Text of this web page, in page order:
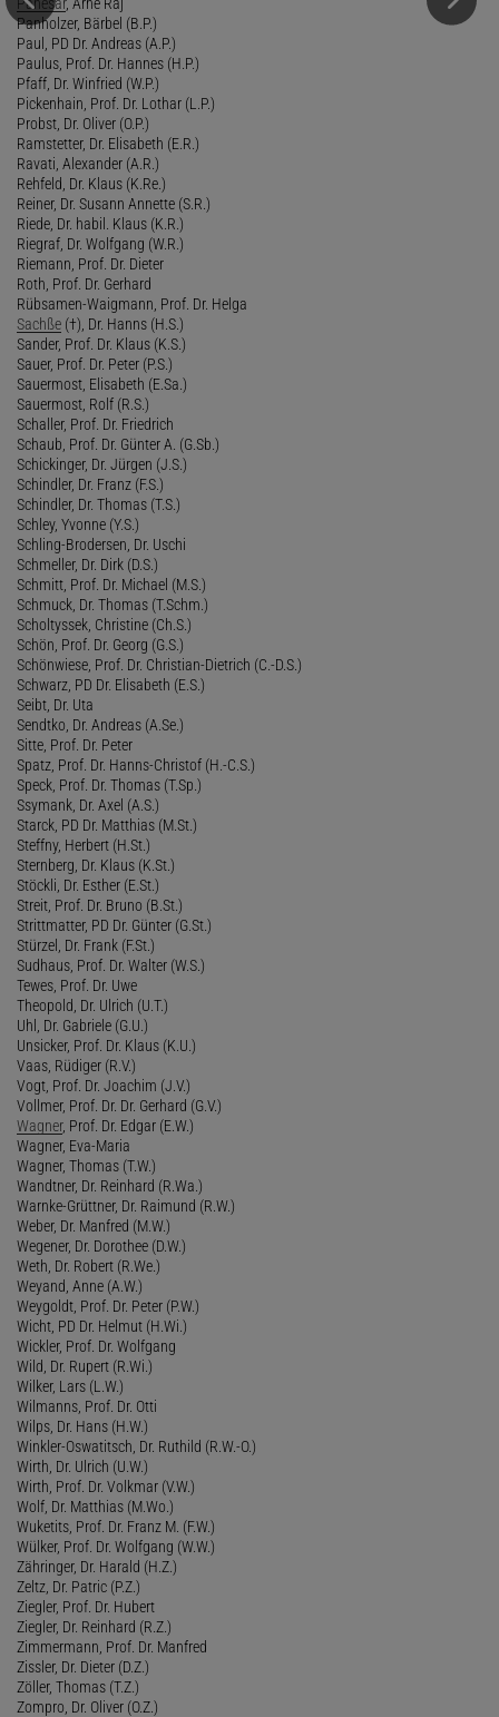
Panholzer, Bärbel (B.P.)
Paul, PD Dr. Andreas (A.P.)
Paulus, Prof. Dr. Hannes (H.P.)
Pfaff, Dr. Winfried (W.P.)
Pickenhain, Prof. Dr. Lothar (L.P.)
Probst, Dr. Oliver (O.P.)
Ramstetter, Dr. Elisabeth (E.R.)
Ravati, Alexander (A.R.)
Rehfeld, Dr. Klaus (K.Re.)
Reiner, Dr. Susann Annette (S.R.)
Riede, Dr. habil. Klaus (K.R.)
Riegraf, Dr. Wolfgang (W.R.)
Riemann, Prof. Dr. Dieter
Roth, Prof. Dr. Gerhard
Rübsamen-Waigmann, Prof. Dr. Helga
Sachße (†), Dr. Hanns (H.S.)
Sander, Prof. Dr. Klaus (K.S.)
Sauer, Prof. Dr. Peter (P.S.)
Sauermost, Elisabeth (E.Sa.)
Sauermost, Rolf (R.S.)
Schaller, Prof. Dr. Friedrich
Schaub, Prof. Dr. Günter A. (G.Sb.)
Schickinger, Dr. Jürgen (J.S.)
Schindler, Dr. Franz (F.S.)
Schindler, Dr. Thomas (T.S.)
Schley, Yvonne (Y.S.)
Schling-Brodersen, Dr. Uschi
Schmeller, Dr. Dirk (D.S.)
Schmitt, Prof. Dr. Michael (M.S.)
Schmuck, Dr. Thomas (T.Schm.)
Scholtyssek, Christine (Ch.S.)
Schön, Prof. Dr. Georg (G.S.)
Schönwiese, Prof. Dr. Christian-Dietrich (C.-D.S.)
Schwarz, PD Dr. Elisabeth (E.S.)
Seibt, Dr. Uta
Sendtko, Dr. Andreas (A.Se.)
Sitte, Prof. Dr. Peter
Spatz, Prof. Dr. Hanns-Christof (H.-C.S.)
Speck, Prof. Dr. Thomas (T.Sp.)
Ssymank, Dr. Axel (A.S.)
Starck, PD Dr. Matthias (M.St.)
Steffny, Herbert (H.St.)
Sternberg, Dr. Klaus (K.St.)
Stöckli, Dr. Esther (E.St.)
Streit, Prof. Dr. Bruno (B.St.)
Strittmatter, PD Dr. Günter (G.St.)
Stürzel, Dr. Frank (F.St.)
Sudhaus, Prof. Dr. Walter (W.S.)
Tewes, Prof. Dr. Uwe
Theopold, Dr. Ulrich (U.T.)
Uhl, Dr. Gabriele (G.U.)
Unsicker, Prof. Dr. Klaus (K.U.)
Vaas, Rüdiger (R.V.)
Vogt, Prof. Dr. Joachim (J.V.)
Vollmer, Prof. Dr. Dr. Gerhard (G.V.)
Wagner, Prof. Dr. Edgar (E.W.)
Wagner, Eva-Maria
Wagner, Thomas (T.W.)
Wandtner, Dr. Reinhard (R.Wa.)
Warnke-Grüttner, Dr. Raimund (R.W.)
Weber, Dr. Manfred (M.W.)
Wegener, Dr. Dorothee (D.W.)
Weth, Dr. Robert (R.We.)
Weyand, Anne (A.W.)
Weygoldt, Prof. Dr. Peter (P.W.)
Wicht, PD Dr. Helmut (H.Wi.)
Wickler, Prof. Dr. Wolfgang
Wild, Dr. Rupert (R.Wi.)
Wilker, Lars (L.W.)
Wilmanns, Prof. Dr. Otti
Wilps, Dr. Hans (H.W.)
Winkler-Oswatitsch, Dr. Ruthild (R.W.-O.)
Wirth, Dr. Ulrich (U.W.)
Wirth, Prof. Dr. Volkmar (V.W.)
Wolf, Dr. Matthias (M.Wo.)
Wuketits, Prof. Dr. Franz M. (F.W.)
Wülker, Prof. Dr. Wolfgang (W.W.)
Zähringer, Dr. Harald (H.Z.)
Zeltz, Dr. Patric (P.Z.)
Ziegler, Prof. Dr. Hubert
Ziegler, Dr. Reinhard (R.Z.)
Zimmermann, Prof. Dr. Manfred
Zissler, Dr. Dieter (D.Z.)
Zöller, Thomas (T.Z.)
Zompro, Dr. Oliver (O.Z.)